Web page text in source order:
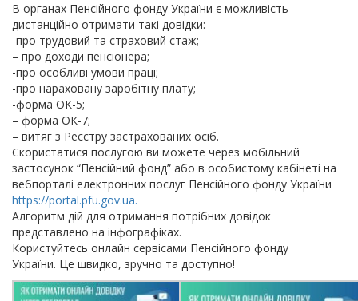
В органах Пенсійного фонду України є можливість
дистанційно отримати такі довідки:
-про трудовий та страховий стаж;
– про доходи пенсіонера;
-про особливі умови праці;
-про нараховану заробітну плату;
-форма ОК-5;
– форма ОК-7;
– витяг з Реєстру застрахованих осіб.
Скористатися послугою ви можете через мобільний
застосунок “Пенсійний фонд” або в особистому кабінеті на
вебпорталі електронних послуг Пенсійного фонду України
https://portal.pfu.gov.ua.
Алгоритм дій для отримання потрібних довідок
представлено на інфографіках.
Користуйтесь онлайн сервісами Пенсійного фонду
України. Це швидко, зручно та доступно!